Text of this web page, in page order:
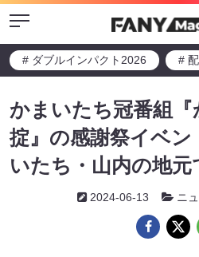
Menu
# ダブルインパクト2026 #
かまいたち冠番組
掟』の感謝祭イベン
いたち・山内の地元
2024-06-13 ニ